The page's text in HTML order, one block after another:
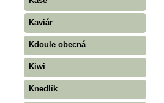
Kaviár
Kdoule obecná
Kiwi
Knedlík